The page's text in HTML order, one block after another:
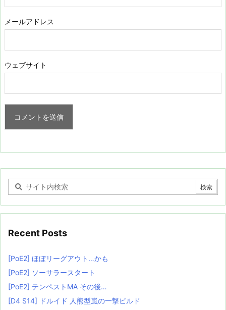
メールアドレス
ウェブサイト
Recent Posts
[PoE2] ほぼリーグアウト…かも
[PoE2] ソーサラースタート
[PoE2] テンペストMA その後…
[D4 S14] ドルイド 人熊型嵐の一撃ビルド